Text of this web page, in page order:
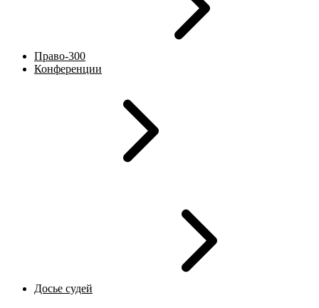
Право-300
Конференции
Досье судей